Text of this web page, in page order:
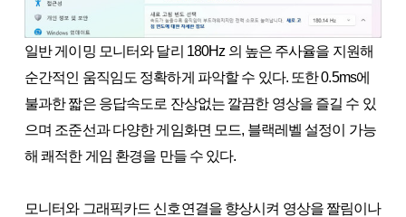
일반 게이밍 모니터와 달리 180Hz 의 높은 주사율을 지원해
순간적인 움직임도 정확하게 파악할 수 있다. 또한 0.5ms에
불과한 짧은 응답속도로 잔상없는 깔끔한 영상을 즐길 수 있
으며 조준선과 다양한 게임화면 모드, 블랙레벨 설정이 가능
해 쾌적한 게임 환경을 만들 수 있다.
모니터와 그래픽카드 신호연결을 향상시켜 영상을 짤림이나